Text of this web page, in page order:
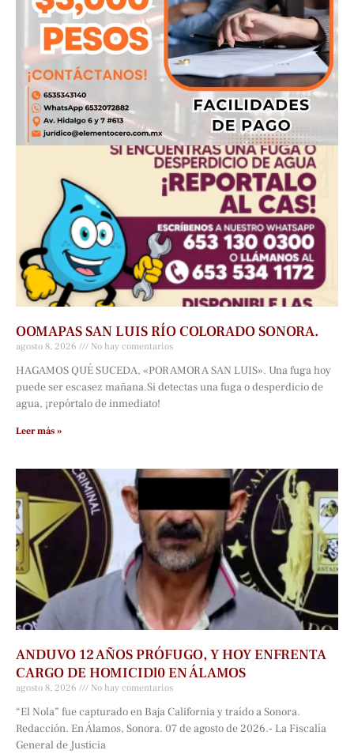
OOMAPAS SAN LUIS RÍO COLORADO SONORA.
agosto 8, 2026 No hay comentarios
HAGAMOS QUÉ SUCEDA, «POR AMOR A SAN LUIS». Una fuga hoy
puede ser escasez mañana.Si detectas una fuga o desperdicio de
agua, ¡repórtalo de inmediato!
Leer más »
ANDUVO 12 AÑOS PRÓFUGO, Y HOY ENFRENTA
CARGO DE HOMICIDl0 EN ÁLAMOS
agosto 8, 2026 No hay comentarios
“El Nola” fue capturado en Baja California y traído a Sonora.
Redacción. En Álamos, Sonora. 07 de agosto de 2026.- La Fiscalía
General de Justicia